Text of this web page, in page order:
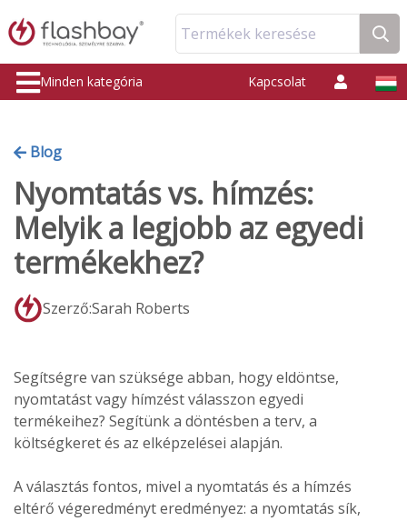
Termékek keresése
Minden kategória Kapcsolat
Blog
Nyomtatás vs. hímzés:
Melyik a legjobb az egyedi
termékekhez?
Szerző:Sarah Roberts
Segítségre van szüksége abban, hogy eldöntse,
nyomtatást vagy hímzést válasszon egyedi
termékeihez? Segítünk a döntésben a terv, a
költségkeret és az elképzelései alapján.
A választás fontos, mivel a nyomtatás és a hímzés
eltérő végeredményt eredményez: a nyomtatás sík,